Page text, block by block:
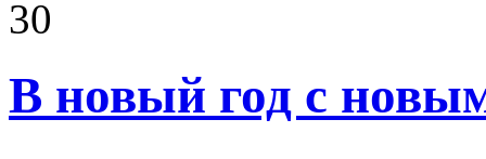
30
В новый год с